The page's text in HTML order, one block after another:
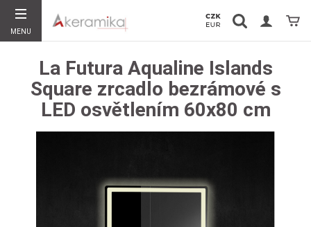
MENU
Vyhledávání Košík
La Futura Aqualine Islands
Square zrcadlo bezrámové s
LED osvětlením 60x80 cm